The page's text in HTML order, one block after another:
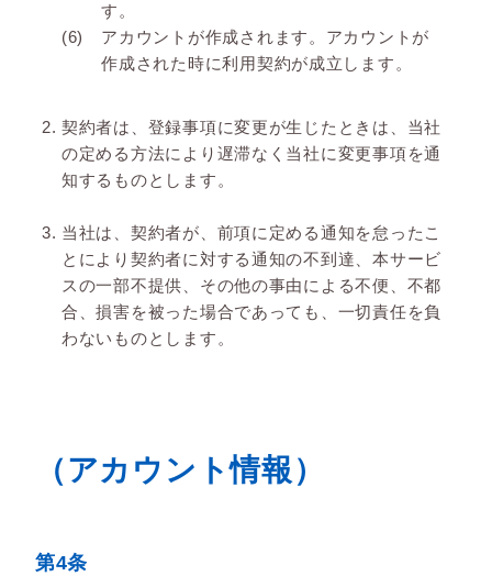
す。
アカウントが作成されます。アカウントが
作成された時に利用契約が成立します。
契約者は、登録事項に変更が生じたときは、当社
の定める方法により遅滞なく当社に変更事項を通
知するものとします。
当社は、契約者が、前項に定める通知を怠ったこ
とにより契約者に対する通知の不到達、本サービ
スの一部不提供、その他の事由による不便、不都
合、損害を被った場合であっても、一切責任を負
わないものとします。
（アカウント情報）
第4条